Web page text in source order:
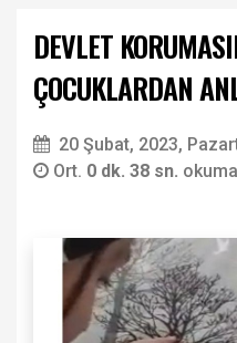
DEVLET
ÇOCUKLARDAN
20 Şubat, 2023,
Ort. 0 dk. 38 sn.